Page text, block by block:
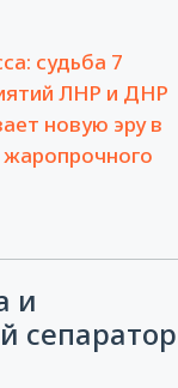
судьба 7
ЛНР и ДНР
новую эру в
жаропрочного
и
сепаратор